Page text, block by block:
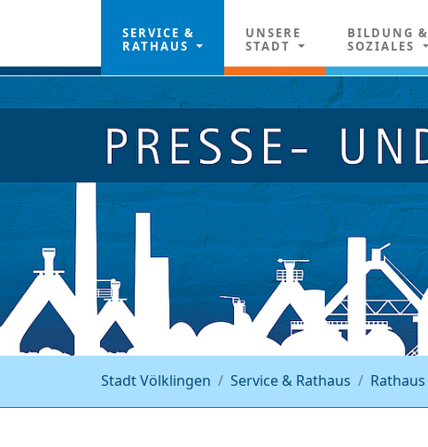
SERVICE &
RATHAUS
UNSERE
STADT
BILDUNG &
SOZIALES
Stadt Völklingen Service & Rathaus Rathaus